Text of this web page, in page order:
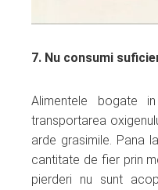
7. Nu consumi
Alimentele bogate
transportarea
arde grasimile. Pana
cantitate de fier prin
pierderi nu sunt